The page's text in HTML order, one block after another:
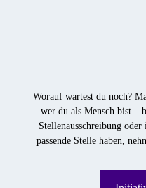
Worauf wartest du noch?
wer du als Mensch bist –
Stellenausschreibung
passende Stelle haben,